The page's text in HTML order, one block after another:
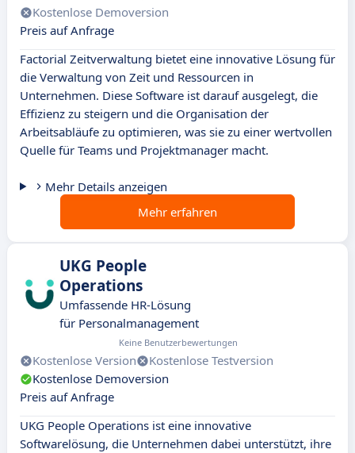
Kostenlose Demoversion
Preis auf Anfrage
Factorial Zeitverwaltung bietet eine innovative Lösung für
die Verwaltung von Zeit und Ressourcen in
Unternehmen. Diese Software ist darauf ausgelegt, die
Effizienz zu steigern und die Organisation der
Arbeitsabläufe zu optimieren, was sie zu einer wertvollen
Quelle für Teams und Projektmanager macht.
Mehr Details anzeigen
Mehr erfahren
UKG People
Operations
Umfassende HR-Lösung
für Personalmanagement
Keine Benutzerbewertungen
Kostenlose Version
Kostenlose Testversion
Kostenlose Demoversion
Preis auf Anfrage
UKG People Operations ist eine innovative
Softwarelösung, die Unternehmen dabei unterstützt, ihre